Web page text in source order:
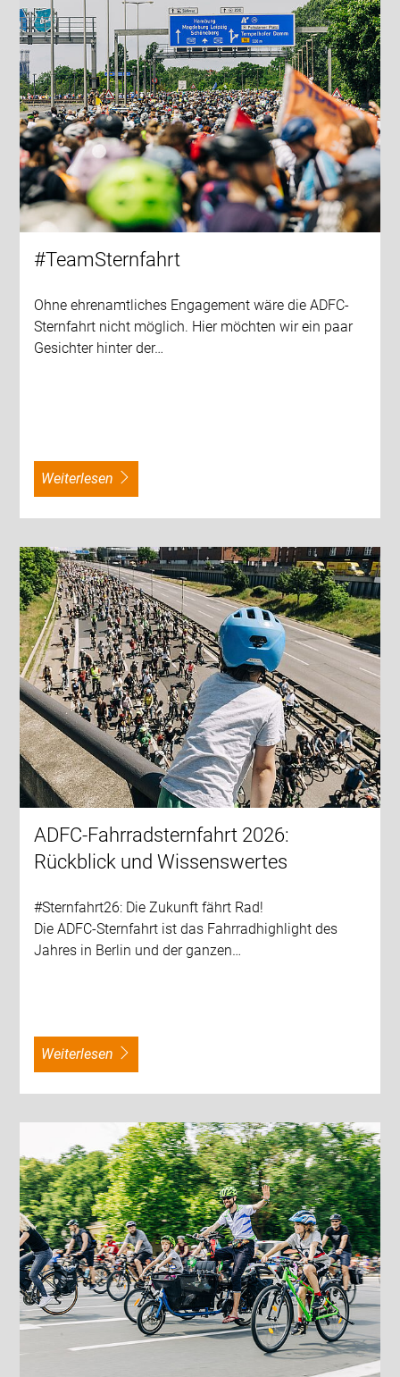
#TeamSternfahrt
Ohne ehrenamtliches Engagement wäre die ADFC-
Sternfahrt nicht möglich. Hier möchten wir ein paar
Gesichter hinter der…
weiterlesen
ADFC-Fahrradsternfahrt 2026:
Rückblick und Wissenswertes
#Sternfahrt26: Die Zukunft fährt Rad!
Die ADFC-Sternfahrt ist das Fahrradhighlight des
Jahres in Berlin und der ganzen…
weiterlesen